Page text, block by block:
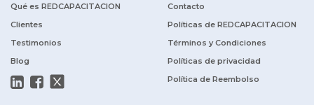
Qué es REDCAPACITACION
Clientes
Testimonios
Blog
Contacto
Políticas de REDCAPACITACION
Términos y Condiciones
Políticas de privacidad
Política de Reembolso